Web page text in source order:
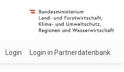
Login Login in Partnerdatenbank